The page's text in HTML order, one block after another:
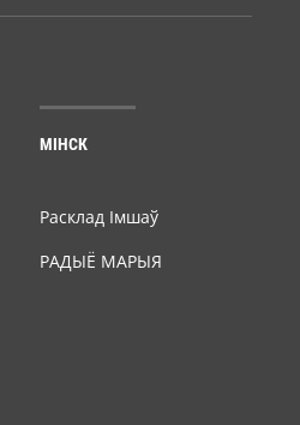
МІНСК
Расклад Імшаў
РАДЫЁ МАРЫЯ